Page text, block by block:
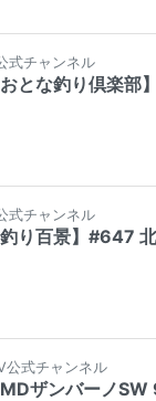
式チャンネル
おとな釣り倶楽
式チャンネル
釣り百景】#647
公式チャンネル
MDザンバーノ